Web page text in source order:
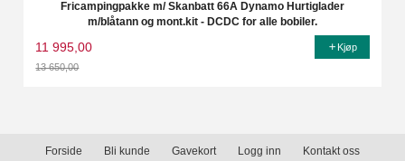
Fricampingpakke m/ Skanbatt 66A Dynamo Hurtiglader
m/blåtann og mont.kit - DCDC for alle bobiler.
11 995,00
13 650,00
Kjøp
Forside Bli kunde Gavekort Logg inn Kontakt oss